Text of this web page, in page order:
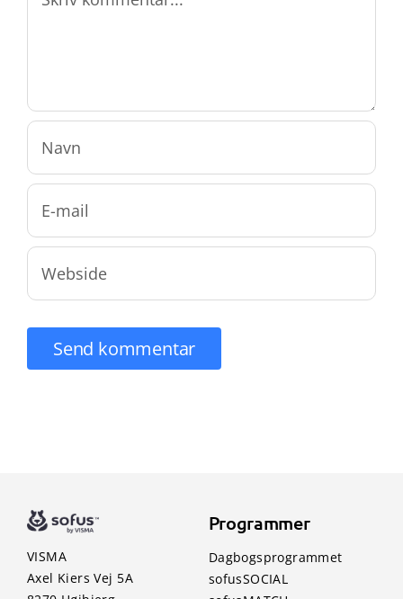
VISMA
Axel Kiers Vej 5A
Programmer
Dagbogsprogrammet
sofusSOCIAL